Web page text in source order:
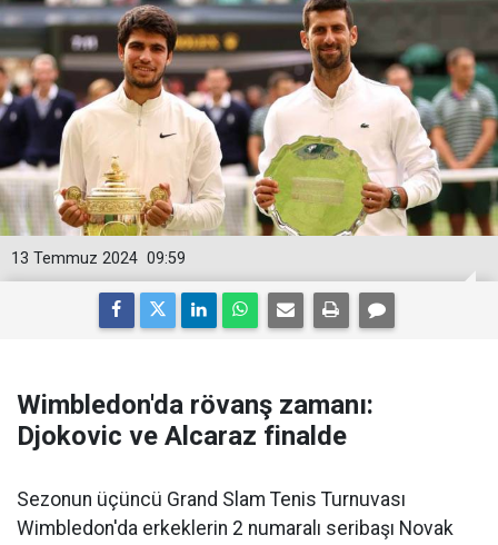
09:59
13 Temmuz 2024
Wimbledon'da rövanş zamanı:
Djokovic ve Alcaraz finalde
Sezonun üçüncü Grand Slam Tenis Turnuvası
Wimbledon'da erkeklerin 2 numaralı seribaşı Novak